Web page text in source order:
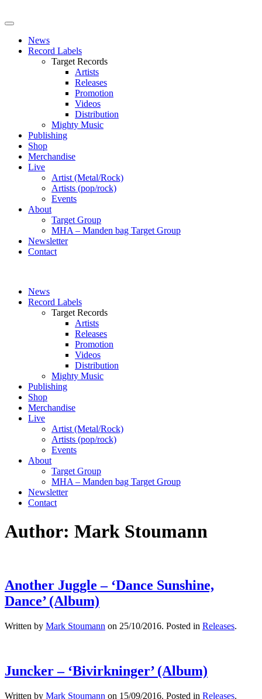
News
Record Labels
Target Records
Artists
Releases
Promotion
Videos
Distribution
Mighty Music
Publishing
Shop
Merchandise
Live
Artist (Metal/Rock)
Artists (pop/rock)
Events
About
Target Group
MHA – Manden bag Target Group
Newsletter
Contact
News
Record Labels
Target Records
Artists
Releases
Promotion
Videos
Distribution
Mighty Music
Publishing
Shop
Merchandise
Live
Artist (Metal/Rock)
Artists (pop/rock)
Events
About
Target Group
MHA – Manden bag Target Group
Newsletter
Contact
Author: Mark Stoumann
Another Juggle – ‘Dance Sunshine,
Dance’ (Album)
Written by Mark Stoumann on 25/10/2016. Posted in Releases.
Juncker – ‘Bivirkninger’ (Album)
Written by Mark Stoumann on 15/09/2016. Posted in Releases.